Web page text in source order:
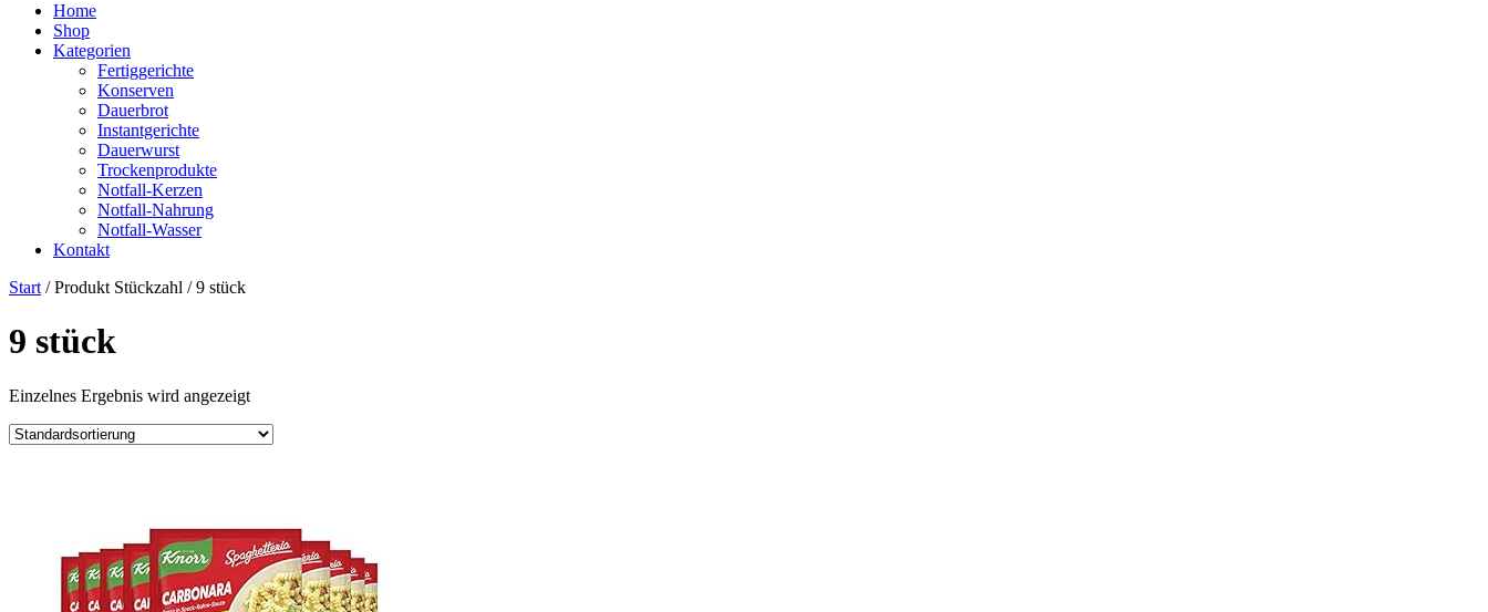
Home
Shop
Kategorien
Fertiggerichte
Konserven
Dauerbrot
Instantgerichte
Dauerwurst
Trockenprodukte
Notfall-Kerzen
Notfall-Nahrung
Notfall-Wasser
Kontakt
Start / Produkt Stückzahl / ‎9 stück
‎9 stück
Einzelnes Ergebnis wird angezeigt